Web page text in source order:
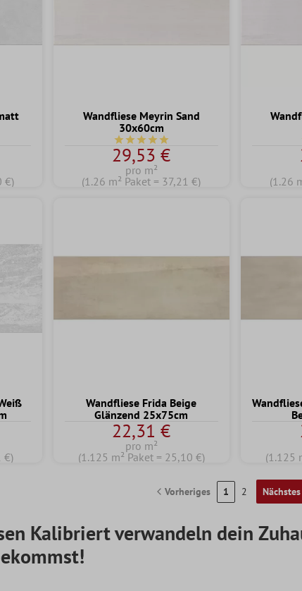
€)
Wandfliese Meyrin Sand
30x60cm
Durchschnittliche Bewertung von 5
29,53 €
pro m²
(1.26 m² Paket = 37,21 €)
(1.26
€)
Wandfliese Frida Beige
Glänzend 25x75cm
22,31 €
pro m²
(1.125 m² Paket = 25,10 €)
(1.125
Vorheriges 1 2 Nächstes
Kalibriert verwandeln dein